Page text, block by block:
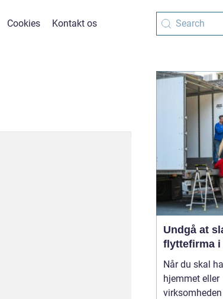
Cookies Kontakt os
Undgå at
flyttefirma i
Når du skal
hjemmet eller